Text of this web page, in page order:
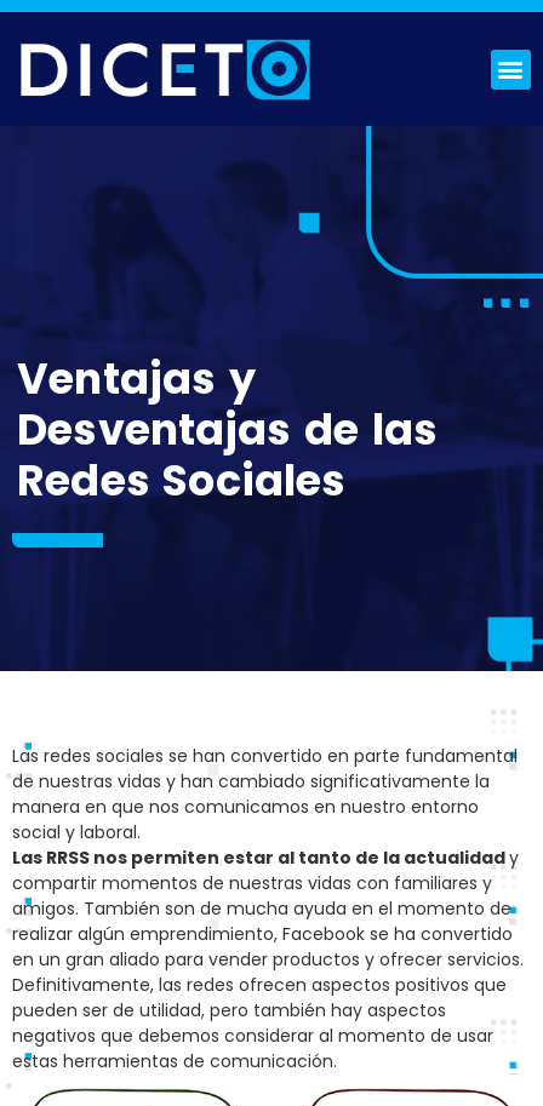
Ventajas y
Desventajas de las
Redes Sociales
Las redes sociales se han convertido en parte fundamental
de nuestras vidas y han cambiado significativamente la
manera en que nos comunicamos en nuestro entorno
social y laboral.
Las RRSS nos permiten estar al tanto de la actualidady
compartir momentos de nuestras vidas con familiares y
amigos. También son de mucha ayuda en el momento de
realizar algún emprendimiento, Facebook se ha convertido
en un gran aliado para vender productos y ofrecer servicios.
Definitivamente, las redes ofrecen aspectos positivos que
pueden ser de utilidad, pero también hay aspectos
negativos que debemos considerar al momento de usar
estas herramientas de comunicación.